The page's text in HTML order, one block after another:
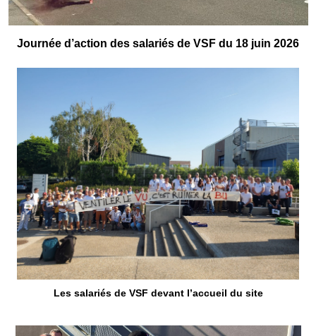
Les salariés de VSF devant l’accueil du site
Journée d’action des salariés de VSF du 18 juin 2026